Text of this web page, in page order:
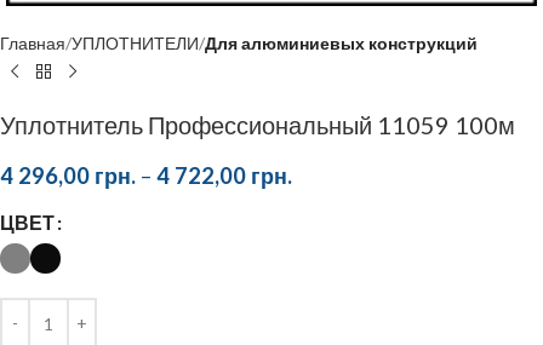
Главная УПЛОТНИТЕЛИ Для алюминиевых конструкций
Уплотнитель Профессиональный 11059 100м
4 296,00 грн. – 4 722,00 грн.
ЦВЕТ